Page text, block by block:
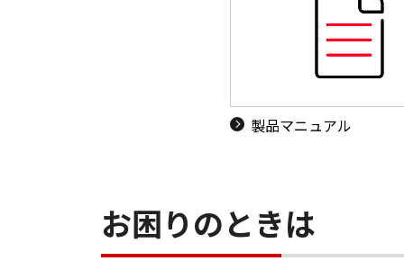
製品マニュアル
お困りのときは